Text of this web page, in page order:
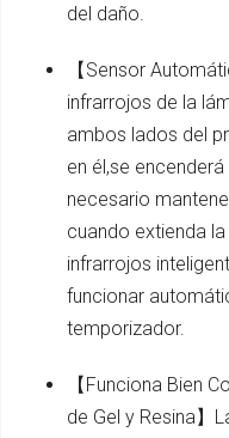
del daño.
【Sensor
infrarrojos de la
ambos lados del
en él,se
necesario
cuando extienda
infrarrojos
funcionar
temporizador.
【Funciona Bien
de Gel y Resina】